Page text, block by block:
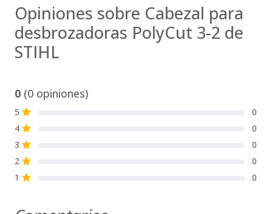
Opiniones sobre Cabezal para
desbrozadoras PolyCut 3-2 de
STIHL
0 (0 opiniones)
5 S
0
4 S
0
3 S
0
2 S
0
1 S 0